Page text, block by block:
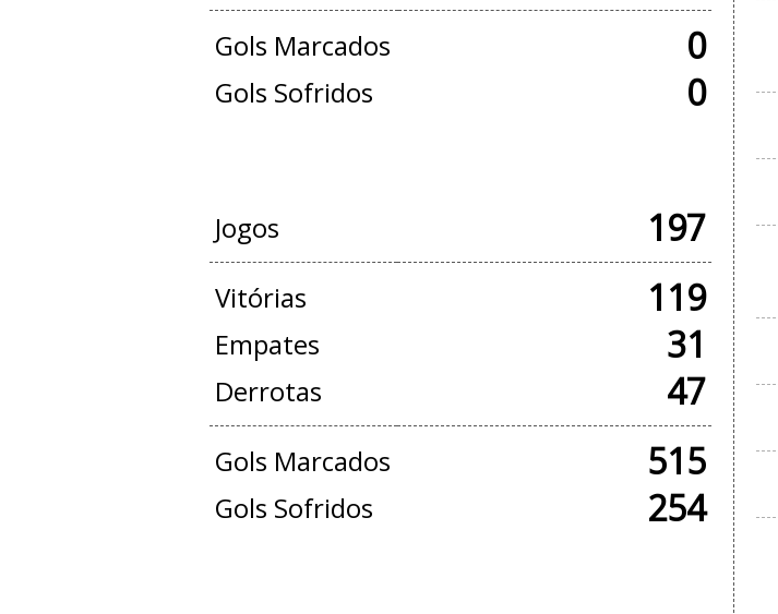
Gols Marcados 0
Gols Sofridos 0
Jogos 197
Vitórias 119
Empates 31
Derrotas 47
Gols Marcados 515
Gols Sofridos 254